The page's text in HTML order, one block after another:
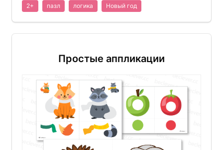
2+ пазл логика Новый год
Простые аппликации